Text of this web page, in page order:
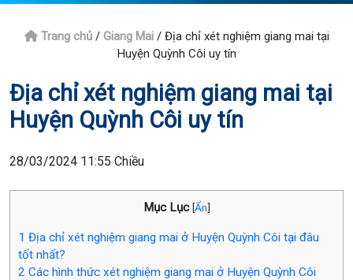
Trang chủ/ Giang Mai/ Địa chỉ xét nghiệm giang mai tại
Huyện Quỳnh Côi uy tín
Địa chỉ xét nghiệm giang mai tại
Huyện Quỳnh Côi uy tín
28/03/2024 11:55 Chiều
Mục Lục [Ẩn]
1 Địa chỉ xét nghiệm giang mai ở Huyện Quỳnh Côi tại đâu
tốt nhất?
2 Các hình thức xét nghiệm giang mai ở Huyện Quỳnh Côi